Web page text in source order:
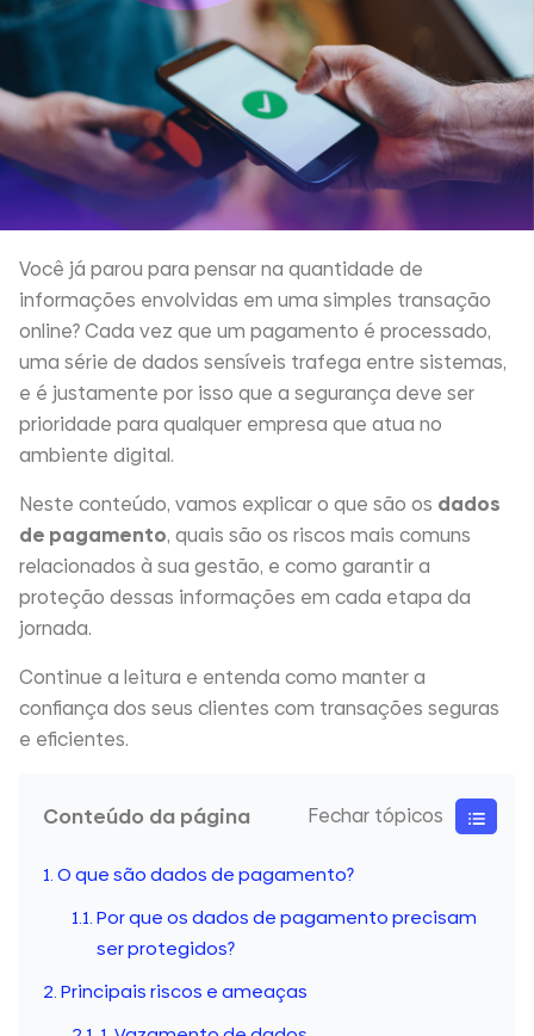
Você já parou para pensar na quantidade de
informações envolvidas em uma simples transação
online? Cada vez que um pagamento é processado,
uma série de dados sensíveis trafega entre sistemas,
e é justamente por isso que a segurança deve ser
prioridade para qualquer empresa que atua no
ambiente digital.
Neste conteúdo, vamos explicar o que são os dados
de pagamento, quais são os riscos mais comuns
relacionados à sua gestão, e como garantir a
proteção dessas informações em cada etapa da
jornada.
Continue a leitura e entenda como manter a
confiança dos seus clientes com transações seguras
e eficientes.
Conteúdo da página
O que são dados de pagamento?
Por que os dados de pagamento precisam
ser protegidos?
Principais riscos e ameaças